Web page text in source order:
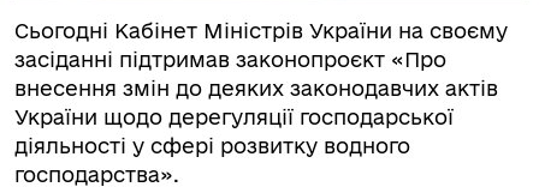
Сьогодні Кабінет Міністрів України на своєму
засіданні підтримав законопроєкт «Про
внесення змін до деяких законодавчих актів
України щодо дерегуляції господарської
діяльності у сфері розвитку водного
господарства».